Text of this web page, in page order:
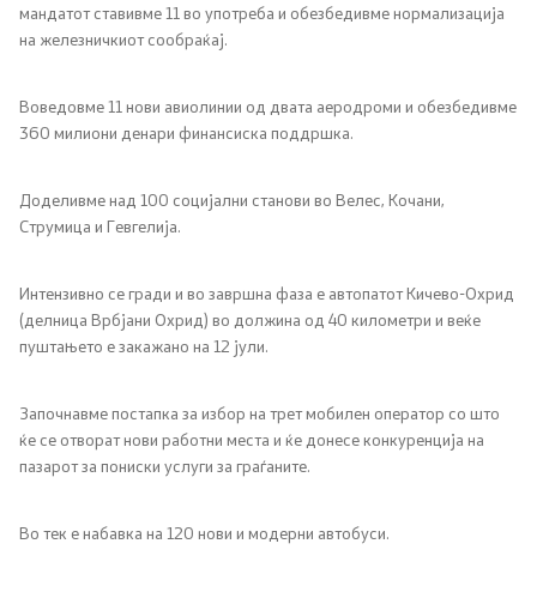
мандатот ставивме 11 во употреба и обезбедивме нормализација
на железничкиот сообраќај.
Воведовме 11 нови авиолинии од двата аеродроми и обезбедивме
360 милиони денари финансиска поддршка.
Доделивме над 100 социјални станови во Велес, Кочани,
Струмица и Гевгелија.
Интензивно се гради и во завршна фаза е автопатот Кичево-Охрид
(делница Врбјани Охрид) во должина од 40 километри и веќе
пуштањето е закажано на 12 јули.
Започнавме постапка за избор на трет мобилен оператор со што
ќе се отворат нови работни места и ќе донесе конкуренција на
пазарот за пониски услуги за граѓаните.
Во тек е набавка на 120 нови и модерни автобуси.